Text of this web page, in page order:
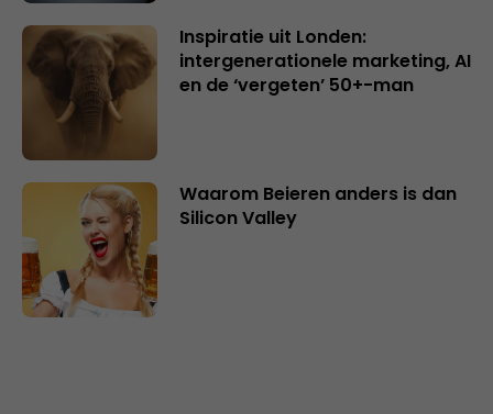
Inspiratie uit Londen:
intergenerationele marketing, AI
en de ‘vergeten’ 50+-man
Waarom Beieren anders is dan
Silicon Valley